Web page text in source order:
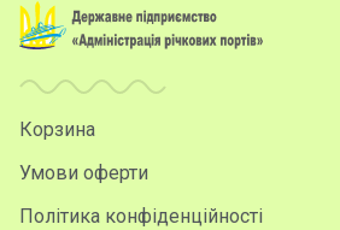
Корзина
Умови оферти
Політика конфіденційності